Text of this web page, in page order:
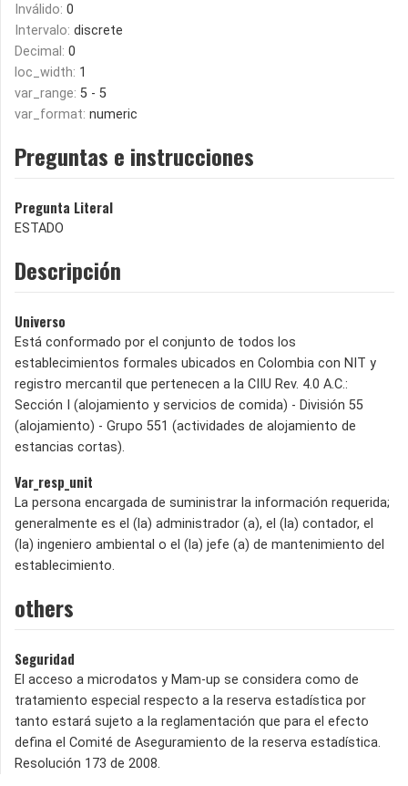
Inválido: 0
Intervalo: discrete
Decimal: 0
loc_width: 1
var_range: 5 - 5
var_format: numeric
Preguntas e instrucciones
Pregunta Literal
ESTADO
Descripción
Universo
Está conformado por el conjunto de todos los
establecimientos formales ubicados en Colombia con NIT y
registro mercantil que pertenecen a la CIIU Rev. 4.0 A.C.:
Sección I (alojamiento y servicios de comida) - División 55
(alojamiento) - Grupo 551 (actividades de alojamiento de
estancias cortas).
Var_resp_unit
La persona encargada de suministrar la información requerida;
generalmente es el (la) administrador (a), el (la) contador, el
(la) ingeniero ambiental o el (la) jefe (a) de mantenimiento del
establecimiento.
others
Seguridad
El acceso a microdatos y Mam-up se considera como de
tratamiento especial respecto a la reserva estadística por
tanto estará sujeto a la reglamentación que para el efecto
defina el Comité de Aseguramiento de la reserva estadística.
Resolución 173 de 2008.